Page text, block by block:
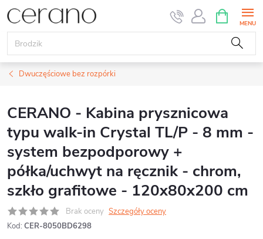
Przejść
do
treści
KOSZYK
Dwuczęściowe bez rozpórki
CERANO - Kabina prysznicowa
typu walk-in Crystal TL/P - 8 mm -
system bezpodporowy +
półka/uchwyt na ręcznik - chrom,
szkło grafitowe - 120x80x200 cm
Brak oceny Szczegóły oceny
Kod: CER-8050BD6298